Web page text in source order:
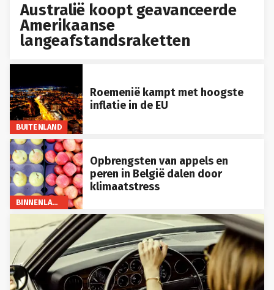
Australië koopt geavanceerde
Amerikaanse
langeafstandsraketten
BUITENLAND
Roemenië kampt met hoogste
inflatie in de EU
BINNENLAND
Opbrengsten van appels en
peren in België dalen door
klimaatstress